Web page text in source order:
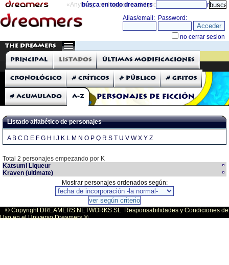
«Anything can happen and it probably will» directorio
búsca en todo dreamers
THE DREAMERS
TIENDA
Gritos.com
Personajes de Ficción
Principal Listados Últimas modificaciones
Cronológico # Críticos # Público # Gritos
# Acumulado A-Z
Listado alfabético de personajes
A B C D E F G H J K L M N O P Q R S T U V W X Y Z
Total 2 personajes empezando por K
Katsumi Liqueur
Kraven (ultimate)
Mostrar personajes ordenados según:
© Copyright DREAMERS NETWORKS SL. Responsabilidades y Condiciones de
Uso en el Universo Dreamers ®